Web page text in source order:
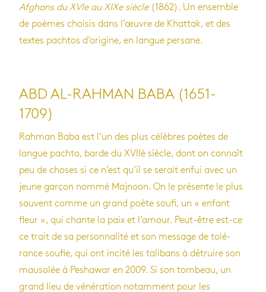
Afghans du XVIeau XIXesiècle(1862). Un ensemble
de poèmes choi­sis dans l’œuvre de Khat­tak, et des
textes pach­tos d’ori­gine, en langue per­sane.
ABD AL-RAHMAN BABA (1651-
1709)
Rah­man Baba est l’un des plus célèbres poètes de
langue pachto, barde du XVIIè siècle, dont on connaît
peu de choses si ce n’est qu’il se serait enfui avec un
jeune gar­çon nommé Maj­noon. On le pré­sente le plus
sou­vent comme un grand poète soufi, un « enfant
fleur », qui chante la paix et l’amour. Peut-être est-ce
ce trait de sa per­son­na­lité et son mes­sage de tolé­
rance sou­fie, qui ont incité les tali­bans à détruire son
mau­so­lée à Pesha­war en 2009. Si son tom­beau, un
grand lieu de véné­ra­tion notam­ment pour les